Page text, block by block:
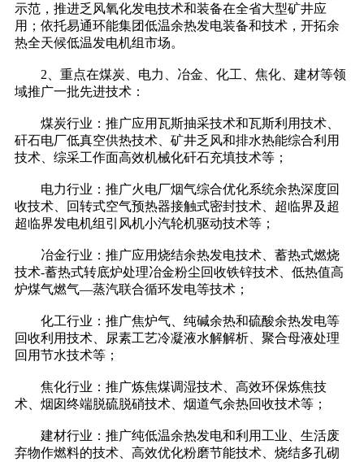
示范，推进乏风氧化发电技术和装备在全省大型矿井应
用；依托易通环能集团低温余热发电装备和技术，开拓余
热全天候低温发电机组市场。
2、重点在煤炭、电力、冶金、化工、焦化、建材等领
域推广一批先进技术：
煤炭行业：推广应用瓦斯抽采技术和瓦斯利用技术、
矸石电厂低真空供热技术、矿井乏风和排水热能综合利用
技术、综采工作面高效机械化矸石充填技术等；
电力行业：推广火电厂烟气综合优化系统余热深度回
收技术、回转式空气预热器接触式密封技术、超临界及超
超临界发电机组引风机小汽轮机驱动技术等；
冶金行业：推广应用烧结余热发电技术、蓄热式燃烧
技术-蓄热式转底炉处理冶金粉尘回收铁锌技术、低热值高
炉煤气燃气—蒸汽联合循环发电等技术；
化工行业：推广焦炉气、纯碱余热和硫酸余热发电等
回收利用技术、尿素工艺冷凝液水解解析、聚合母液处理
回用节水技术等；
焦化行业：推广炼焦煤调湿技术、高效环保炼焦技
术、烟囱终端脱硫脱硝技术、烟道气余热回收技术等；
建材行业：推广纯低温余热发电和利用工业、生活废
弃物作燃料的技术、高效优化粉磨节能技术、烧结多孔砌